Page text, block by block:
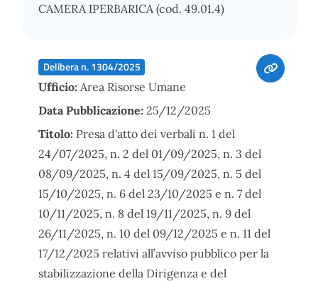
CAMERA IPERBARICA (cod. 49.01.4)
Delibera n. 1304/2025
Ufficio: Area Risorse Umane
Data Pubblicazione: 25/12/2025
Titolo: Presa d'atto dei verbali n. 1 del
24/07/2025, n. 2 del 01/09/2025, n. 3 del
08/09/2025, n. 4 del 15/09/2025, n. 5 del
15/10/2025, n. 6 del 23/10/2025 e n. 7 del
10/11/2025, n. 8 del 19/11/2025, n. 9 del
26/11/2025, n. 10 del 09/12/2025 e n. 11 del
17/12/2025 relativi all’avviso pubblico per la
stabilizzazione della Dirigenza e del